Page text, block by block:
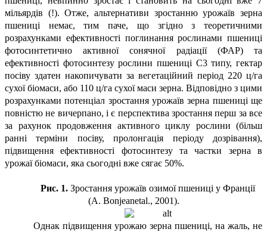
мільярдів (!). Отже, альтернативи зростанню урожаїв зерна
пшениці немає, тим паче, що згідно з теоретичними
розрахунками ефективності поглинання рослинами пшениці
фотосинтетично активної сонячної радіації (ФАР) та
ефективності фотосинтезу рослини пшениці С3 типу, гектар
посіву здатен накопичувати за вегетаційний період 220 ц/га
сухої біомаси, або 110 ц/га сухої маси зерна. Відповідно з цими
розрахунками потенціал зростання урожаїв зерна пшениці ще
повністю не вичерпано, і є перспектива зростання перш за все
за рахунок продовження активного циклу рослини (більш
ранні терміни посіву, пролонгація періоду дозрівання),
підвищення ефективності фотосинтезу та частки зерна в
урожаї біомаси, яка сьогодні вже сягає 50%.
Рис. 1. Зростання урожаїв озимої пшениці у Франції
(A. Bonjeanetal., 2001).
Однак підвищення урожаю зерна пшениці, на жаль, не